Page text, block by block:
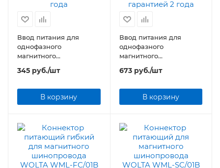
Ввод питания для
однофазного
магнитного
шинопровода WOLTA
WML-PL/01B черный
345 руб./шт
В корзину
Ввод питания для
однофазного
магнитного
шинопровода WOLTA
WML-PL/02B 2м черный
673руб./шт
В корзину